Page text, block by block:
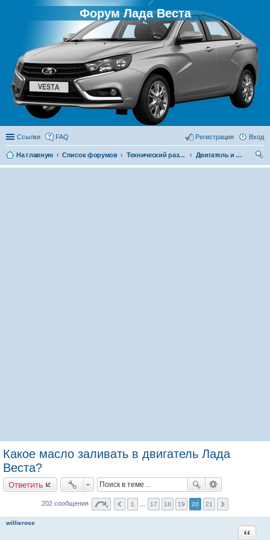
Форум Лада Веста
Ссылки FAQ Вход
Регистрация
На главную Список форумов Технический раздел
Двигатель и его системы
ои
Какое масло заливать в двигатель Лада
Веста?
Ответить
202 сообщения 1 17 18 19 20 21
willierose
Цитата